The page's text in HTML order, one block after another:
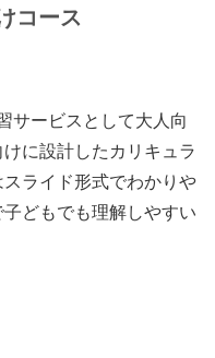
コース
サービスとして大人向
に設計したカリキュラ
ライド形式でわかりや
どもでも理解しやすい